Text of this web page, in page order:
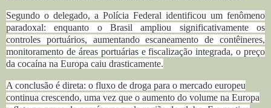
Segundo o delegado, a Polícia Federal identificou um fenômeno
paradoxal: enquanto o Brasil ampliou significativamente os
controles portuários, aumentando escaneamento de contêineres,
monitoramento de áreas portuárias e fiscalização integrada, o preço
da cocaína na Europa caiu drasticamente.
A conclusão é direta: o fluxo de droga para o mercado europeu
continua crescendo, uma vez que o aumento do volume na Europa